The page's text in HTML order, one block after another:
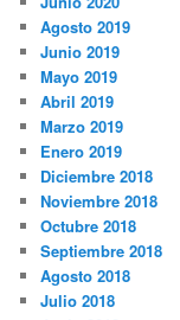
Agosto 2019
Junio 2019
Mayo 2019
Abril 2019
Marzo 2019
Enero 2019
Diciembre 2018
Noviembre 2018
Octubre 2018
Septiembre 2018
Agosto 2018
Julio 2018